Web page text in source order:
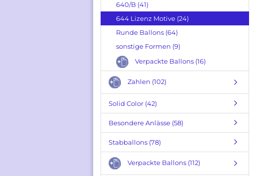
640/B (41)
644 Lizenz Motive (24)
Runde Ballons (64)
sonstige Formen (9)
Verpackte Ballons (16)
Zahlen (102)
Solid Color (42)
Besondere Anlässe (58)
Stabballons (78)
Verpackte Ballons (112)